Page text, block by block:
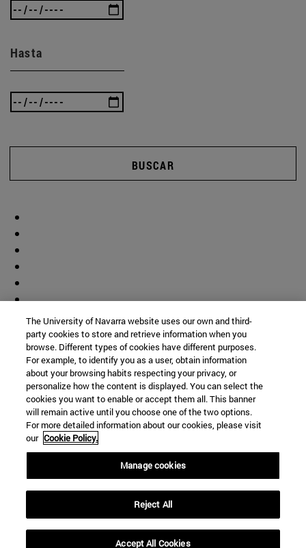
Hasta
BUSCAR
Accesos directos
(abre en nueva ventana)
(abre en nueva ventana)
The University of Navarra website uses our own and third-
party cookies to store and retrieve information when you
browse. Different types of cookies have different purposes.
For example, to identify you as a user, obtain information
about your browsing habits respecting your privacy, or
personalize how the content is displayed. You can select the
cookies you want to enable or accept them all. This banner
will remain active until you choose one of the two options.
For more detailed information about our cookies, please visit
our Cookie Policy.
Manage cookies
Reject All
Accept All Cookies